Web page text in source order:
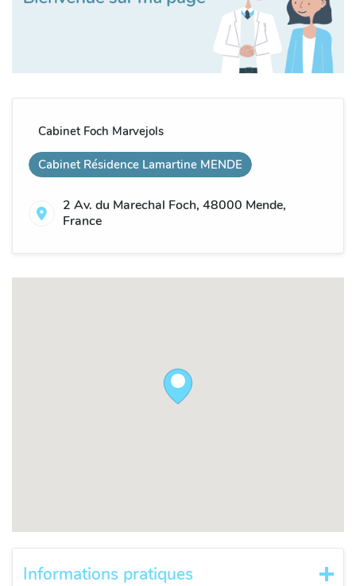
Cabinet Foch Marvejols
Cabinet Résidence Lamartine MENDE
2 Av. du Marechal Foch, 48000 Mende,
France
Informations pratiques